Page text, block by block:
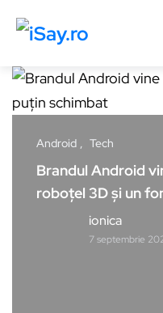
Android Tech
Brandul Android
roboțel 3D și un
ionica
7 septembrie